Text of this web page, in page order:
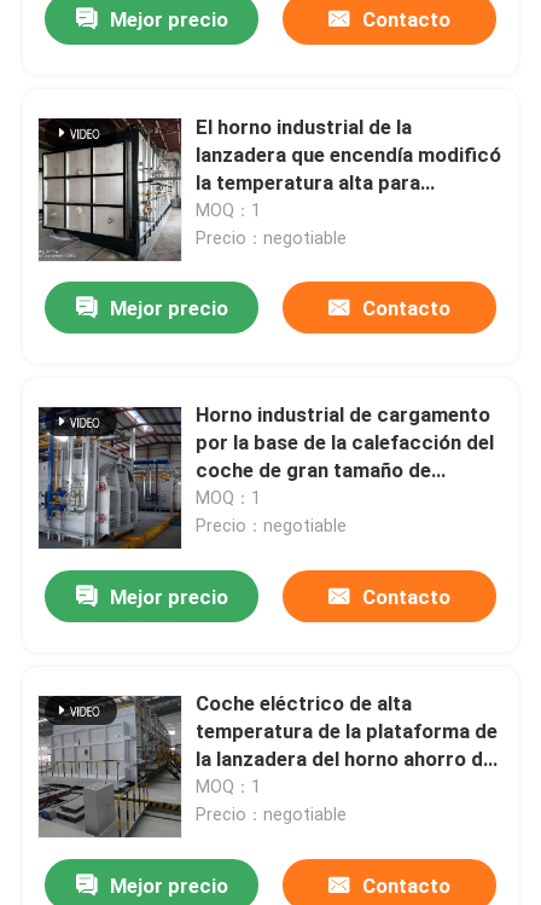
Mejor precio Contacto
El horno industrial de la
lanzadera que encendía modificó
la temperatura alta para
requisitos particulares
discontinua
MOQ：1
Precio：negotiable
Mejor precio Contacto
Horno industrial de cargamento
por la base de la calefacción del
coche de gran tamaño de
cerámica
MOQ：1
Precio：negotiable
Mejor precio Contacto
Coche eléctrico de alta
temperatura de la plataforma de
la lanzadera del horno ahorro de
energía del horno inferior para
de cerámica
MOQ：1
Precio：negotiable
Mejor precio Contacto